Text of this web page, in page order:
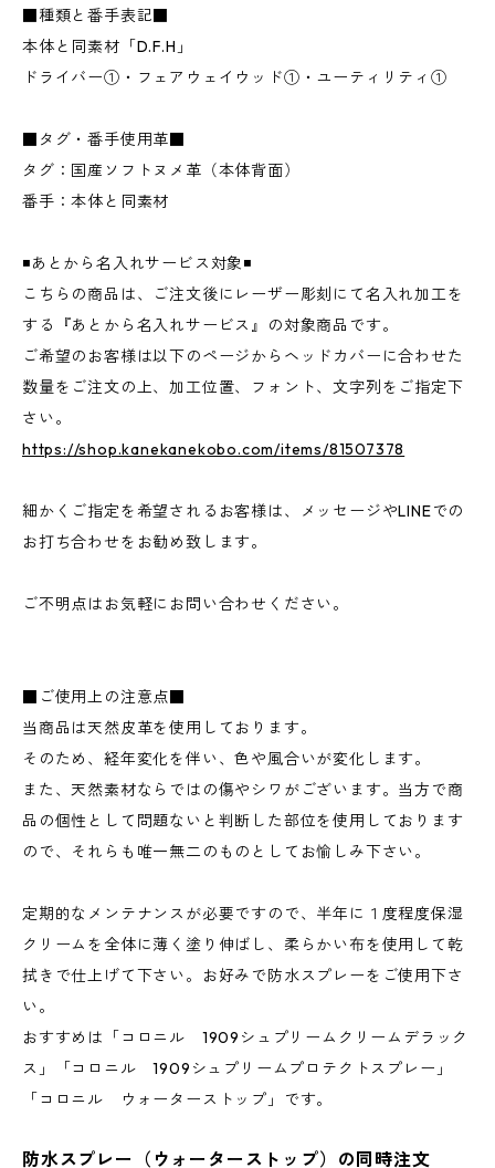
■種類と番手表記■
本体と同素材「D.F.H」
ドライバー①・フェアウェイウッド①・ユーティリティ①
■タグ・番手使用革■
タグ：国産ソフトヌメ革（本体背面）
番手：本体と同素材
◾️あとから名入れサービス対象◾️
こちらの商品は、ご注文後にレーザー彫刻にて名入れ加工を
する『あとから名入れサービス』の対象商品です。
ご希望のお客様は以下のページからヘッドカバーに合わせた
数量をご注文の上、加工位置、フォント、文字列をご指定下
さい。
https://shop.kanekanekobo.com/items/81507378
細かくご指定を希望されるお客様は、メッセージやLINEでの
お打ち合わせをお勧め致します。
ご不明点はお気軽にお問い合わせください。
■ご使用上の注意点■
当商品は天然皮革を使用しております。
そのため、経年変化を伴い、色や風合いが変化します。
また、天然素材ならではの傷やシワがございます。当方で商
品の個性として問題ないと判断した部位を使用しております
ので、それらも唯一無二のものとしてお愉しみ下さい。
定期的なメンテナンスが必要ですので、半年に１度程度保湿
クリームを全体に薄く塗り伸ばし、柔らかい布を使用して乾
拭きで仕上げて下さい。お好みで防水スプレーをご使用下さ
い。
おすすめは「コロニル 1909シュプリームクリームデラック
ス」「コロニル 1909シュプリームプロテクトスプレー」
「コロニル ウォーターストップ」です。
防水スプレー（ウォーターストップ）の同時注文